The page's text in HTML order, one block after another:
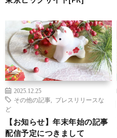
2025.12.25
その他の記事
プレスリリースな
ど
【お知らせ】年末年始の記事
配信予定につきまして